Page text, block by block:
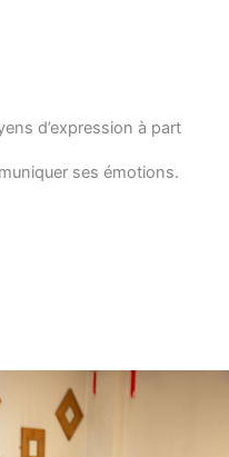
d’expression à part
ses émotions.